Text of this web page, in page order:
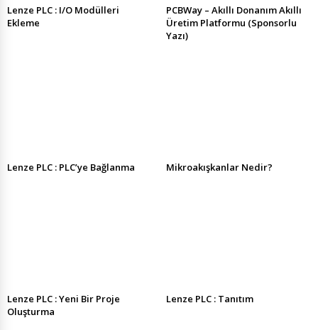
Lenze PLC : I/O Modülleri
Ekleme
PCBWay – Akıllı Donanım Akıllı
Üretim Platformu (Sponsorlu
Yazı)
Lenze PLC : PLC’ye Bağlanma Mikroakışkanlar Nedir?
Lenze PLC : Yeni Bir Proje
Oluşturma
Lenze PLC : Tanıtım